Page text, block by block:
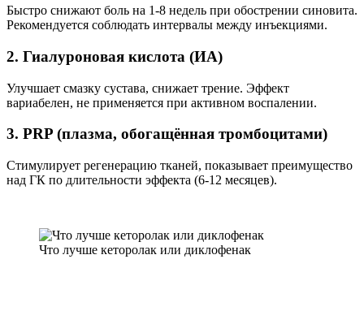
Быстро снижают боль на 1-8 недель при обострении синовита.
Рекомендуется соблюдать интервалы между инъекциями.
2. Гиалуроновая кислота (ИА)
Улучшает смазку сустава, снижает трение. Эффект
вариабелен, не применяется при активном воспалении.
3. PRP (плазма, обогащённая тромбоцитами)
Стимулирует регенерацию тканей, показывает преимущество
над ГК по длительности эффекта (6-12 месяцев).
Что лучше кеторолак или диклофенак